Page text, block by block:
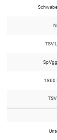
TSV
1860